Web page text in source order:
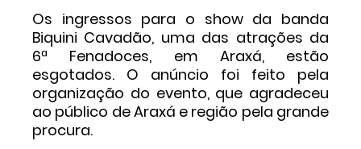
Os ingressos para o show da banda
Biquini Cavadão, uma das atrações da
6ª Fenadoces, em Araxá, estão
esgotados. O anúncio foi feito pela
organização do evento, que agradeceu
ao público de Araxá e região pela grande
procura.